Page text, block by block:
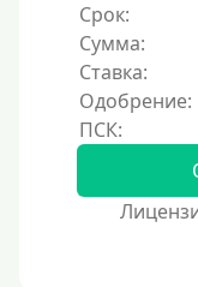
Авто без ПТС
Цель
На Новый Год
Чтобы улучшить
своевременно
регулярно
Срок:
Сумма:
Ставка:
Одобрение: